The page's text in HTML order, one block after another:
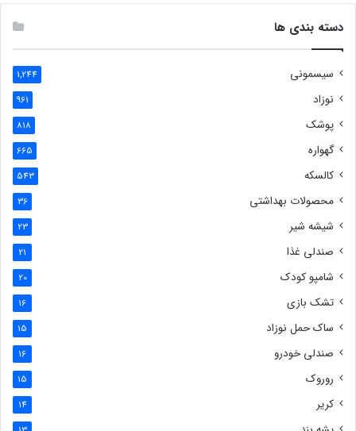
دسته بندی ها
سیسمونی 1,244
نوزاد 961
پوشک 818
گهواره 665
کالسکه 543
محصولات بهداشتی 36
شیشه شیر 23
صندلی غذا 21
شامپو کودک 20
تشک بازی 16
ساک حمل نوزاد 15
صندلی خودرو 16
روروک 15
کریر 14